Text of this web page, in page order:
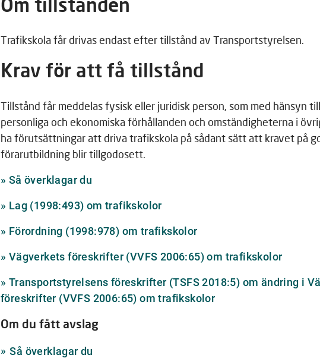
Trafikskola får drivas endast efter tillstånd av Transportstyrelsen.
Krav för att få tillstånd
Tillstånd får meddelas fysisk eller juridisk person, som med hänsyn
personliga och ekonomiska förhållanden och omständigheterna i
ha förutsättningar att driva trafikskola på sådant sätt att kravet på
förarutbildning blir tillgodosett.
» Så överklagar du
annan
webbplats
» Lag (1998:493) om trafikskolorLänk
annan
webbplats
» Förordning (1998:978) om trafikskolorLänk
annan
webbplats
» Vägverkets föreskrifter (VVFS 2006:65) om trafikskolorLänk
annan
» Transportstyrelsens föreskrifter (TSFS 2018:5) om ändring i
föreskrifter (VVFS 2006:65) om trafikskolorLänk
Om du fått avslag
Så överklagar du